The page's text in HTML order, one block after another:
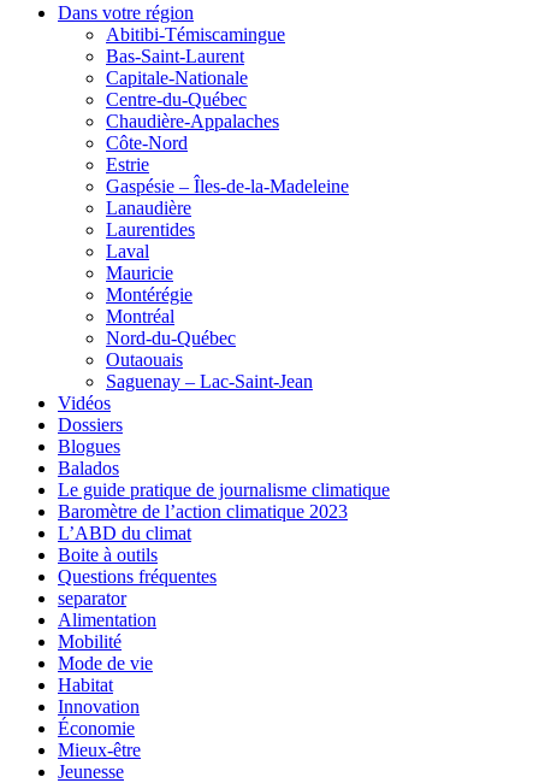
Dans votre région
Abitibi-Témiscamingue
Bas-Saint-Laurent
Capitale-Nationale
Centre-du-Québec
Chaudière-Appalaches
Côte-Nord
Estrie
Gaspésie – Îles-de-la-Madeleine
Lanaudière
Laurentides
Laval
Mauricie
Montérégie
Montréal
Nord-du-Québec
Outaouais
Saguenay – Lac-Saint-Jean
Vidéos
Dossiers
Blogues
Balados
Le guide pratique de journalisme climatique
Baromètre de l’action climatique 2023
L’ABD du climat
Boite à outils
Questions fréquentes
separator
Alimentation
Mobilité
Mode de vie
Habitat
Innovation
Économie
Mieux-être
Jeunesse